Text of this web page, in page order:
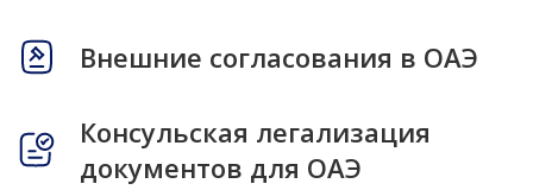
Внешние согласования в ОАЭ
Консульская легализация
документов для ОАЭ